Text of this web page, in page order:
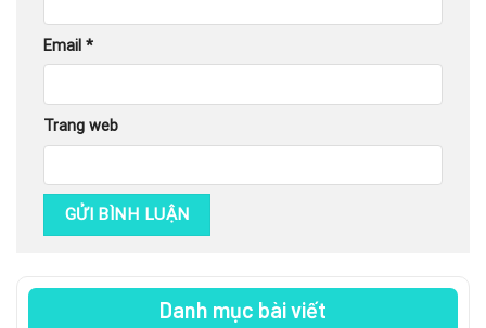
Email *
Trang web
Danh mục bài viết